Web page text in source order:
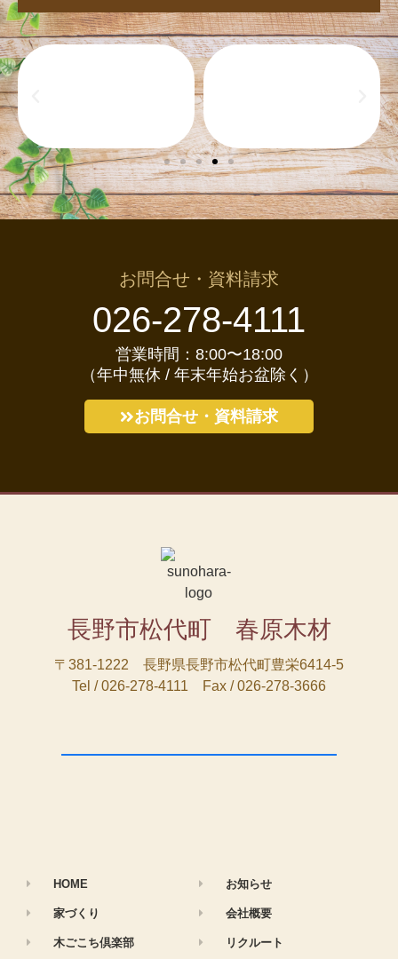
お問合せ・資料請求
026-278-4111
営業時間：8:00〜18:00
（年中無休 / 年末年始お盆除く）
お問合せ・資料請求
長野市松代町 春原木材
〒381-1222 長野県長野市松代町豊栄6414-5
Tel / 026-278-4111 Fax / 026-278-3666
HOME
家づくり
木ごこち倶楽部
お知らせ
会社概要
リクルート